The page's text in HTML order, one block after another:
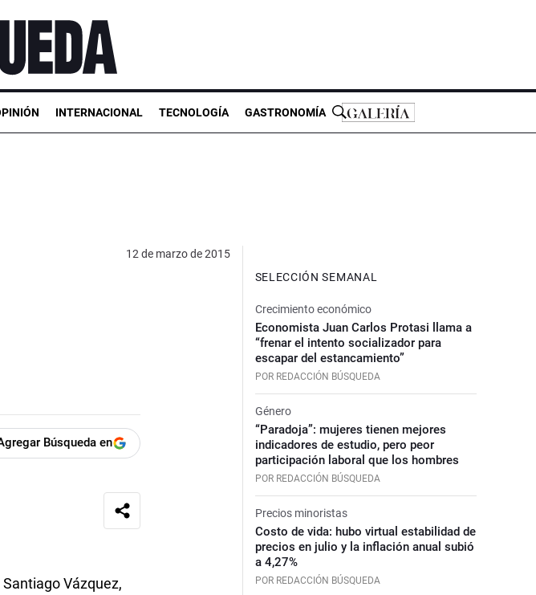
INTERNACIONAL TECNOLOGÍA GASTRONOMÍA
12 de marzo de 2015
Búsqueda en
Vázquez,
SELECCIÓN SEMANAL
Crecimiento económico
Economista Juan Carlos Protasi llama a
“frenar el intento socializador para
escapar del estancamiento”
POR REDACCIÓN BÚSQUEDA
Género
“Paradoja”: mujeres tienen mejores
indicadores de estudio, pero peor
participación laboral que los hombres
POR REDACCIÓN BÚSQUEDA
Precios minoristas
Costo de vida: hubo virtual estabilidad de
precios en julio y la inflación anual subió
a 4,27%
POR REDACCIÓN BÚSQUEDA